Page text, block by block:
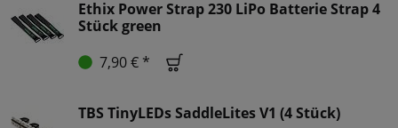
Ethix Power Strap 230 LiPo Batterie Strap 4
Stück green
7,90 € *
TBS TinyLEDs SaddleLites V1 (4 Stück)